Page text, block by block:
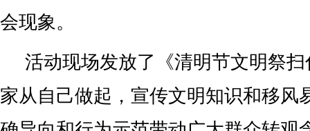
会现象。
活动现场发放了《清明节文明祭
家从自己做起，宣传文明知识和移风